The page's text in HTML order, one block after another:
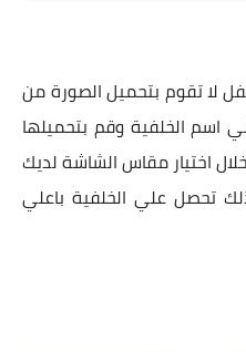
لا تقوم بتحميل الصورة من
اسم الخلفية وقم بتحميلها
اختيار مقاس الشاشة لديك
تحصل علي الخلفية باعلي